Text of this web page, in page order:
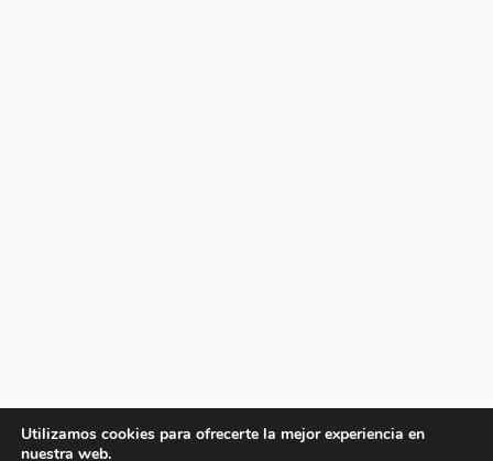
Utilizamos cookies para ofrecerte la mejor experiencia en
nuestra web.